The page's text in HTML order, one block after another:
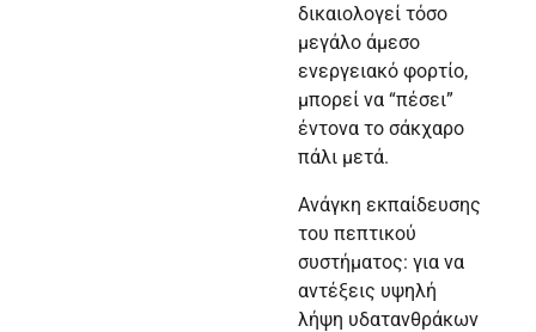
δικαιολογεί τόσο
μεγάλο άμεσο
ενεργειακό φορτίο,
μπορεί να “πέσει”
έντονα το σάκχαρο
πάλι μετά.
Ανάγκη εκπαίδευσης
του πεπτικού
συστήματος: για να
αντέξεις υψηλή
λήψη υδατανθράκων